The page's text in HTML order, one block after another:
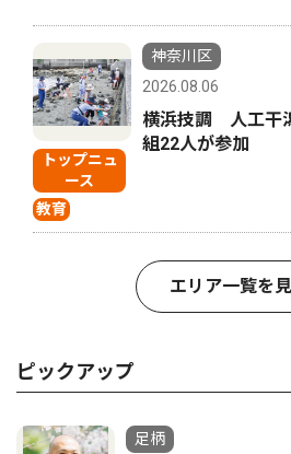
トップニュ
ース
教育
神奈川区
2026.08.06
横浜技調 人工干
組22人が参加
エリア一覧を
ピックアップ
足柄